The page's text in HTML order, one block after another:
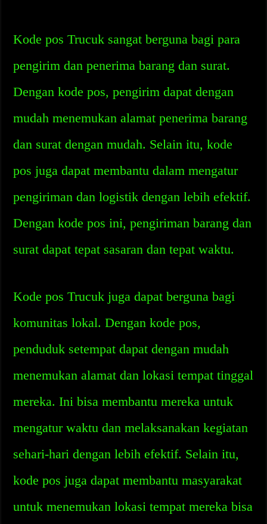
Kode pos Trucuk sangat berguna bagi para
pengirim dan penerima barang dan surat.
Dengan kode pos, pengirim dapat dengan
mudah menemukan alamat penerima barang
dan surat dengan mudah. Selain itu, kode
pos juga dapat membantu dalam mengatur
pengiriman dan logistik dengan lebih efektif.
Dengan kode pos ini, pengiriman barang dan
surat dapat tepat sasaran dan tepat waktu.
Kode pos Trucuk juga dapat berguna bagi
komunitas lokal. Dengan kode pos,
penduduk setempat dapat dengan mudah
menemukan alamat dan lokasi tempat tinggal
mereka. Ini bisa membantu mereka untuk
mengatur waktu dan melaksanakan kegiatan
sehari-hari dengan lebih efektif. Selain itu,
kode pos juga dapat membantu masyarakat
untuk menemukan lokasi tempat mereka bisa